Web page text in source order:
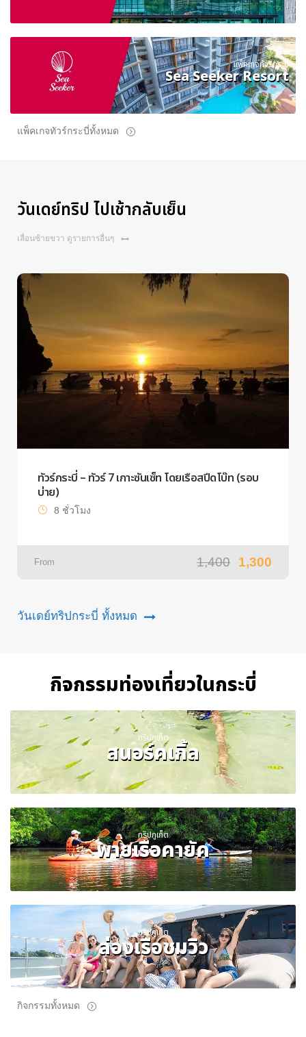
แพ็คเกจทัวร์กระบี่
Sea Seeker Resort
แพ็คเกจทัวร์กระบี่ทั้งหมด
วันเดย์ทริป ไปเช้ากลับเย็น
เลื่อนซ้ายขวา ดูรายการอื่นๆ
ทัวร์กระบี่ – ทัวร์ 7 เกาะซันเซ็ท โดยเรือสปีดโบ๊ท (รอบ
บ่าย)
8 ชั่วโมง
From 1,400 1,300
วันเดย์ทริปกระบี่ ทั้งหมด
กิจกรรมท่องเที่ยวในกระบี่
ทริปภูเก็ต
สนอร์คเกิ้ล
ทริปภูเก็ต
พายเรือคายัค
ทริปภูเก็ต
ล่องเรือชมวิว
กิจกรรมทั้งหมด